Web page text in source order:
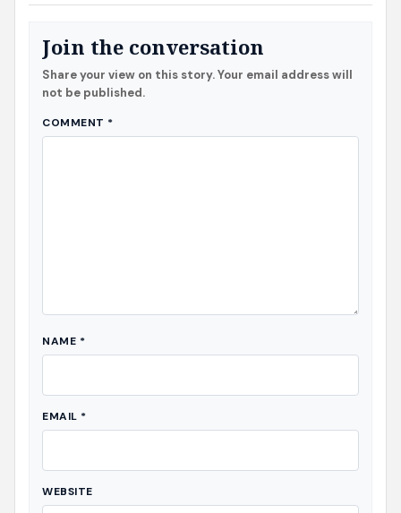
Join the conversation
Share your view on this story. Your email address will
not be published.
COMMENT *
NAME *
EMAIL *
WEBSITE